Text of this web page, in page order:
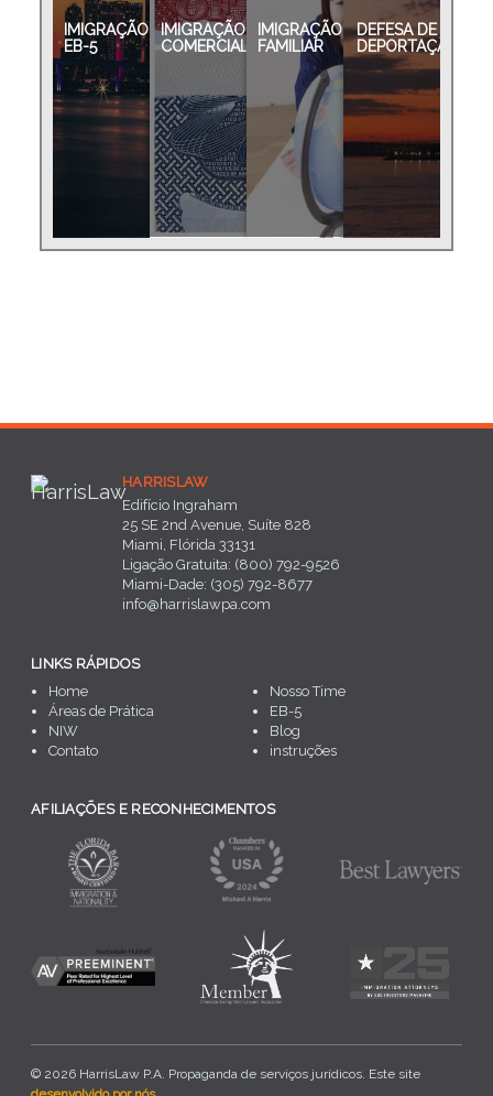
IMIGRAÇÃO
EB-5
IMIGRAÇÃO
COMERCIAL
IMIGRAÇÃO
FAMILIAR
DEFESA DE
DEPORTAÇÃO
HARRISLAW
Edifício Ingraham
25 SE 2nd Avenue, Suíte 828
Miami, Flórida 33131
Ligação Gratuita: (800) 792-9526
Miami-Dade: (305) 792-8677
info@harrislawpa.com
LINKS RÁPIDOS
Home
Nosso Time
Áreas de Prática
EB-5
NIW
Blog
Contato
instruções
AFILIAÇÕES E RECONHECIMENTOS
© 2026 HarrisLaw P.A. Propaganda de serviços jurídicos. Este site